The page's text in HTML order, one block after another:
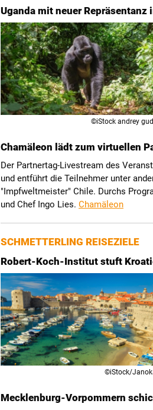
Uganda mit neuer Repräsentanz
©iStock andrey
Chamäleon lädt zum virtuellen
Der Partnertag-Livestream des
und entführt die Teilnehmer unter
"Impfweltmeister" Chile. Durchs
und Chef Ingo Lies. Chamäleon
SCHMETTERLING REISEZIELE
Robert-Koch-Institut stuft
©iStock/
Mecklenburg-Vorpommern